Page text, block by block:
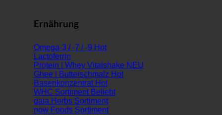
Ernährung
Omega-3 / -7 / -9
Lactoferrin
Protein | Whey Vitalshake
Ghee | Butterschmalz
Basenkonzentrat
WHC Sortiment
gaia Herbs Sortiment
now Foods Sortiment